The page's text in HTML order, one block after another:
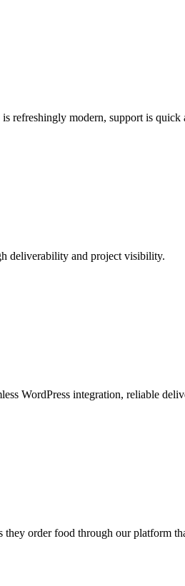
modern, support is quick
deliverability and project visibility.
WordPress integration, reliable
order food through our platform